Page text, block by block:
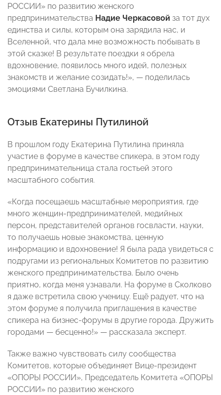
РОССИИ» по развитию женского
предпринимательства Надие Черкасовой за тот дух
единства и силы, которым она зарядила нас, и
Вселенной, что дала мне возможность побывать в
этой сказке! В результате поездки я обрела
вдохновение, появилось много идей, полезных
знакомств и желание созидать!», — поделилась
эмоциями Светлана Бучилкина.
Отзыв Екатерины Путилиной
В прошлом году Екатерина Путилина приняла
участие в форуме в качестве спикера, в этом году
предпринимательница стала гостьей этого
масштабного события.
«Когда посещаешь масштабные мероприятия, где
много женщин-предпринимателей, медийных
персон, представителей органов госвласти, науки,
то получаешь новые знакомства, ценную
информацию и вдохновение! Я была рада увидеться с
подругами из региональных Комитетов по развитию
женского предпринимательства. Было очень
приятно, когда меня узнавали. На форуме в Сколково
я даже встретила свою ученицу. Ещё радует, что на
этом форуме я получила приглашения в качестве
спикера на бизнес-форумы в другие города. Дружить
городами — бесценно!» — рассказала эксперт.
Также важно чувствовать силу сообщества
Комитетов, которые объединяет Вице-президент
«ОПОРЫ РОССИИ», Председатель Комитета «ОПОРЫ
РОССИИ» по развитию женского